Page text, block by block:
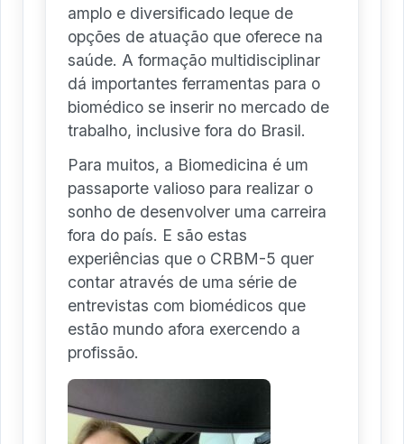
amplo e diversificado leque de
opções de atuação que oferece na
saúde. A formação multidisciplinar
dá importantes ferramentas para o
biomédico se inserir no mercado de
trabalho, inclusive fora do Brasil.
Para muitos, a Biomedicina é um
passaporte valioso para realizar o
sonho de desenvolver uma carreira
fora do país. E são estas
experiências que o CRBM-5 quer
contar através de uma série de
entrevistas com biomédicos que
estão mundo afora exercendo a
profissão.